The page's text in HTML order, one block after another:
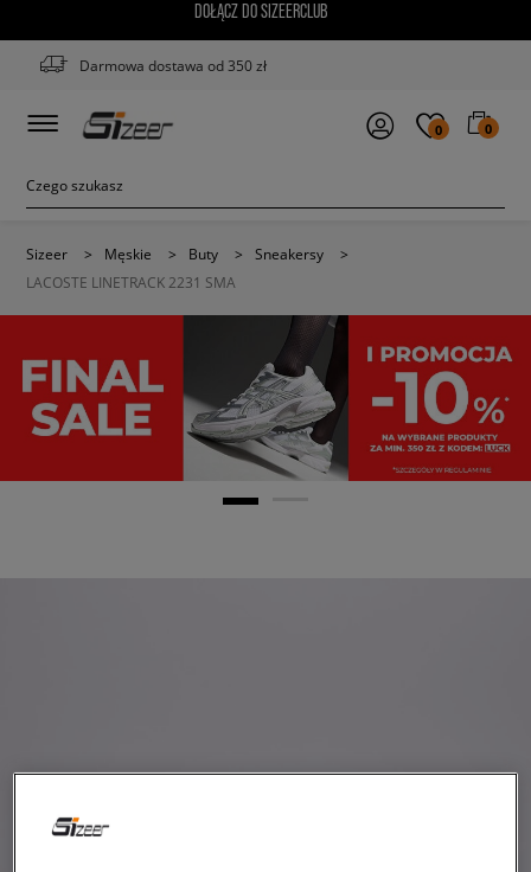
DOŁĄCZ DO SIZEERCLUB
Darmowa dostawa od 350 zł
0 0
Sizeer > Męskie > Buty > Sneakersy
>
LACOSTE LINETRACK 2231 SMA